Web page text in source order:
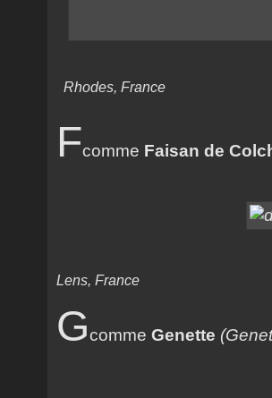
Rhodes, France
Fcomme Faisan de
Lens, France
Gcomme Genette